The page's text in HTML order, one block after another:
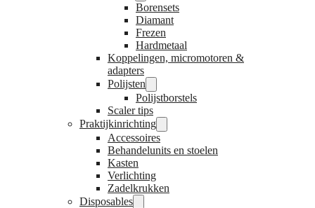
Borensets
Diamant
Frezen
Hardmetaal
Koppelingen, micromotoren &
adapters
Polijsten
Polijstborstels
Scaler tips
Praktijkinrichting
Accessoires
Behandelunits en stoelen
Kasten
Verlichting
Zadelkrukken
Disposables